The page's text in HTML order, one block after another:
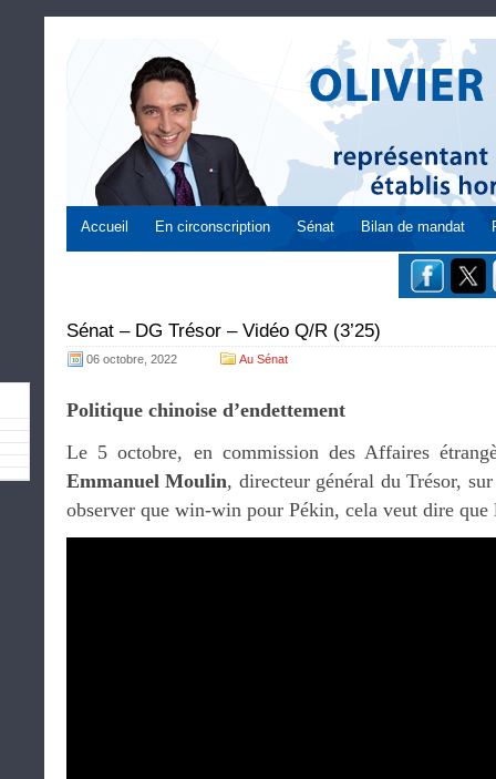
Accueil En circonscription Sénat Bilan de mandat
Sénat – DG Trésor – Vidéo Q/R (3’25)
06 octobre, 2022 Au Sénat
Politique chinoise d’endettement
Le 5 octobre, en commission des Affaires
Emmanuel Moulin, directeur général du Trésor,
observer que win-win pour Pékin, cela veut dire